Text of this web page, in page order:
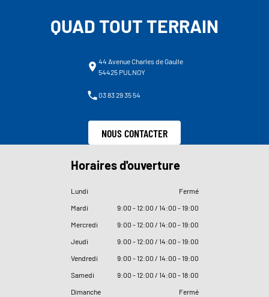
QUAD TOUT TERRAIN
44 Avenue Charles de Gaulle
54425 PULNOY
03 83 29 35 54
NOUS CONTACTER
Horaires d'ouverture
Lundi
Fermé
Mardi
9:00 - 12:00 / 14:00 - 19:00
Mercredi
9:00 - 12:00 / 14:00 - 19:00
Jeudi
9:00 - 12:00 / 14:00 - 19:00
Vendredi
9:00 - 12:00 / 14:00 - 19:00
Samedi
9:00 - 12:00 / 14:00 - 18:00
Dimanche
Fermé